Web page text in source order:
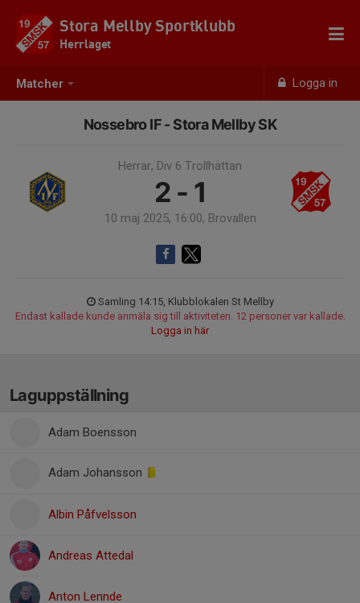
Matcher Logga in
Stora Mellby Sportklubb
Herrlaget
Nossebro IF - Stora Mellby SK
Herrar, Div 6 Trollhättan
2 - 1
10 maj 2025, 16:00, Brovallen
Samling 14:15, Klubblokalen St Mellby
Endast kallade kunde anmäla sig till aktiviteten. 12 personer var kallade.
Logga in här
Laguppställning
Adam Boensson
Adam Johansson
Albin Påfvelsson
Andreas Attedal
Anton Lennde